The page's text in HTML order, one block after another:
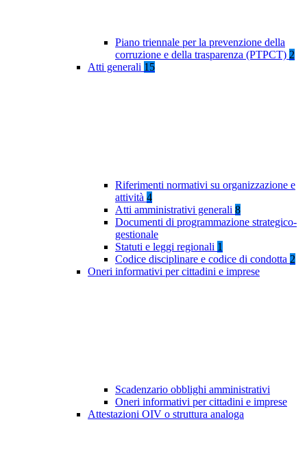
Piano triennale per la prevenzione della
corruzione e della trasparenza (PTPCT) 2
Atti generali 15
Riferimenti normativi su organizzazione e
attività 4
Atti amministrativi generali 8
Documenti di programmazione strategico-
gestionale
Statuti e leggi regionali 1
Codice disciplinare e codice di condotta 2
Oneri informativi per cittadini e imprese
Scadenzario obblighi amministrativi
Oneri informativi per cittadini e imprese
Attestazioni OIV o struttura analoga